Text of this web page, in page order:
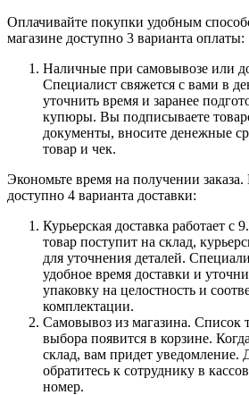
Оплачивайте покупки удобным
магазине доступно 3 варианта оплаты:
Наличные при самовывозе или
Специалист свяжется с вами в
уточнить время и заранее
купюры. Вы подписываете
документы, вносите денежные
товар и чек.
Экономьте время на получении
доступно 4 варианта доставки:
Курьерская доставка работает с
товар поступит на склад,
для уточнения деталей.
удобное время доставки и
упаковку на целостность и
комплектации.
Самовывоз из магазина. Список
выбора появится в корзине.
склад, вам придет уведомление.
обратитесь к сотруднику в
номер.